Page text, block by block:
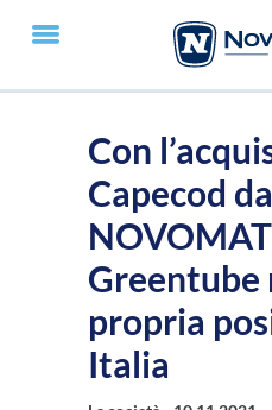
Con
Capecod da
Greentube
propria
Italia